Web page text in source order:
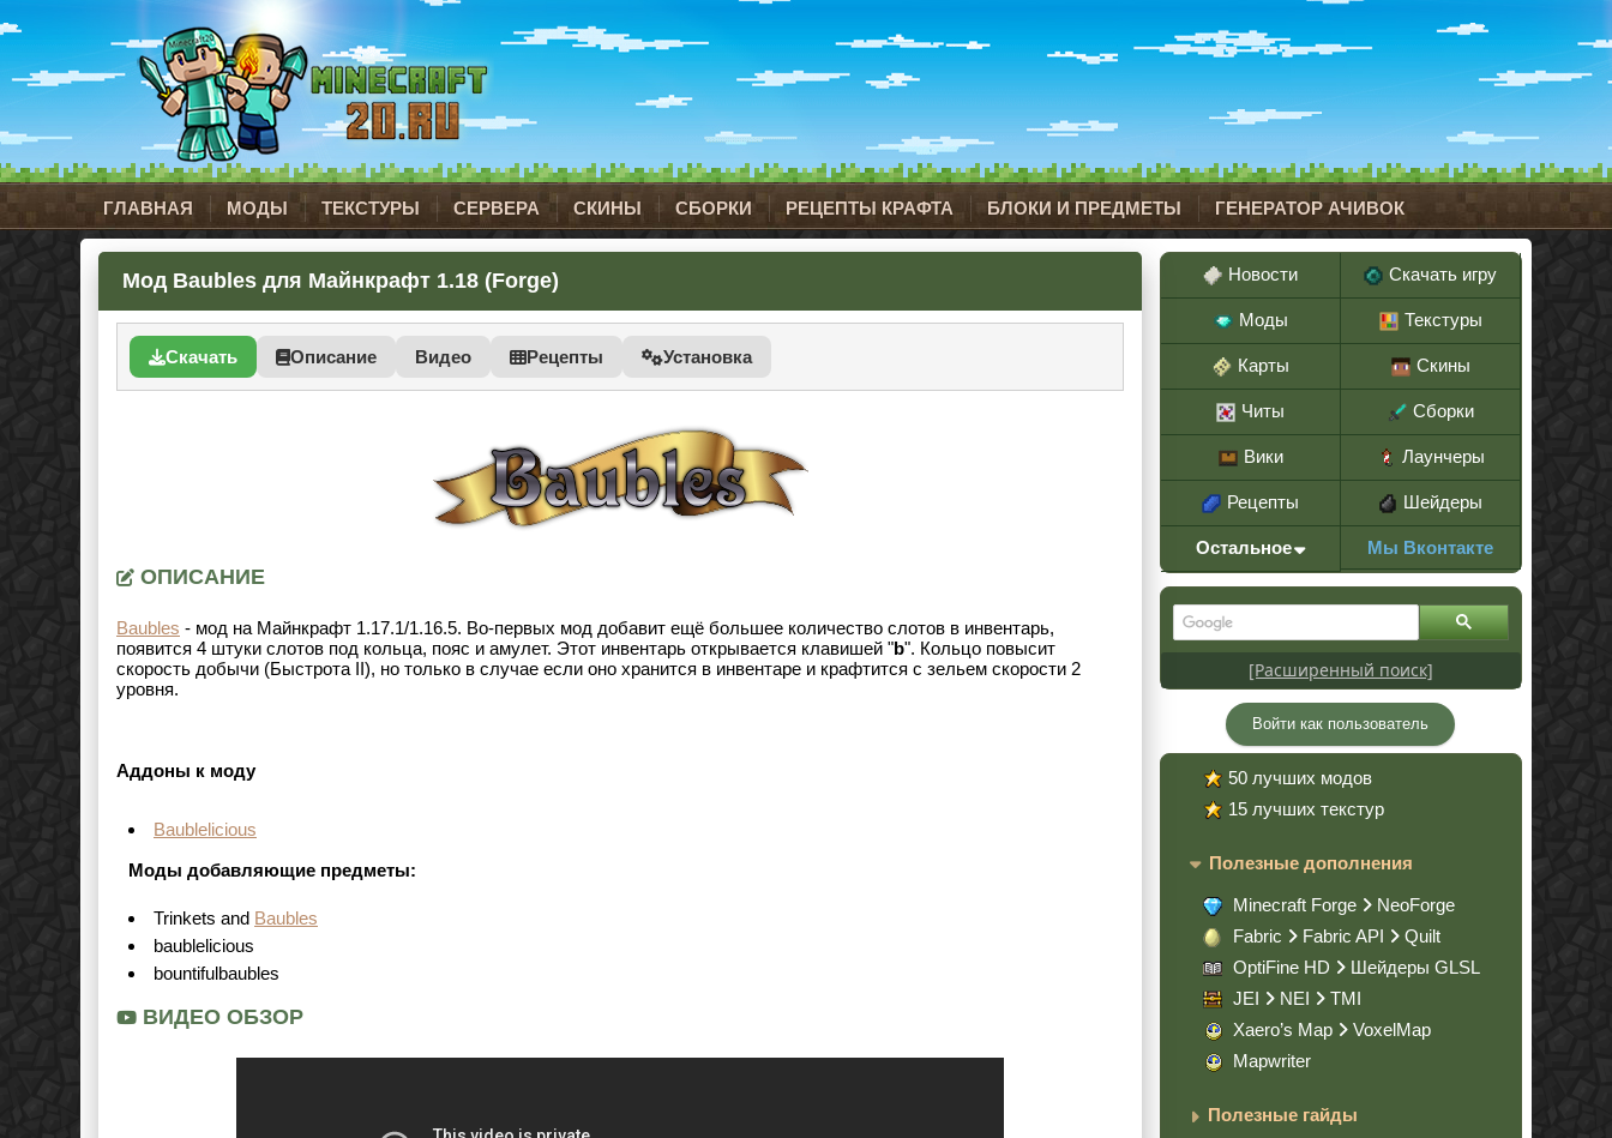
ГЛАВНАЯ МОДЫ ТЕКСТУРЫ СЕРВЕРА СКИНЫ СБОРКИ РЕЦЕПТЫ КРАФТА БЛОКИ И ПРЕДМЕТЫ ГЕНЕРАТОР АЧИВОК
Мод Baubles для Майнкрафт 1.18 (Forge)
Скачать Описание Видео Рецепты Установка
ОПИСАНИЕ
Baubles - мод на Майнкрафт 1.17.1/1.16.5. Во-первых мод добавит ещё большее количество слотов в инвентарь,
появится 4 штуки слотов под кольца, пояс и амулет. Этот инвентарь открывается клавишей "b". Кольцо повысит
скорость добычи (Быстрота II), но только в случае если оно хранится в инвентаре и крафтится с зельем скорости 2
уровня.
Аддоны к моду
Baublelicious
Моды добавляющие предметы:
Trinkets and Baubles
baublelicious
bountifulbaubles
ВИДЕО ОБЗОР
Новости Скачать игру
Моды Текстуры
Карты Скины
Читы Сборки
Вики Лаунчеры
Рецепты Шейдеры
Остальное Мы Вконтакте
[Расширенный поиск]
Войти как пользователь
50 лучших модов
15 лучших текстур
Полезные дополнения
Minecraft Forge
NeoForge
Fabric
Fabric API
Quilt
OptiFine HD
Шейдеры GLSL
JEI
NEI
TMI
Xaero’s Map
VoxelMap
Mapwriter
Полезные гайды